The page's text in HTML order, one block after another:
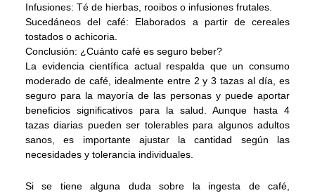
Infusiones: Té de hierbas, rooibos o infusiones frutales.
Sucedáneos del café: Elaborados a partir de cereales
tostados o achicoria.
Conclusión: ¿Cuánto café es seguro beber?
La evidencia científica actual respalda que un consumo
moderado de café, idealmente entre 2 y 3 tazas al día, es
seguro para la mayoría de las personas y puede aportar
beneficios significativos para la salud. Aunque hasta 4
tazas diarias pueden ser tolerables para algunos adultos
sanos, es importante ajustar la cantidad según las
necesidades y tolerancia individuales.
Si se tiene alguna duda sobre la ingesta de café,